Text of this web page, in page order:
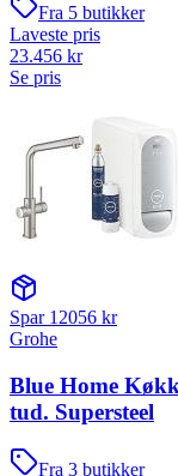
Fra 5 butikker
Laveste pris
23.456 kr
Se pris
Spar 12056 kr
Grohe
Blue Home
tud. Supersteel
Fra 3 butikker